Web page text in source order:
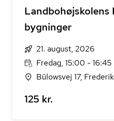
Landbohøjskolens
bygninger
21. august, 2026
Fredag, 15:00 - 16:45
Bülowsvej 17,
125 kr.